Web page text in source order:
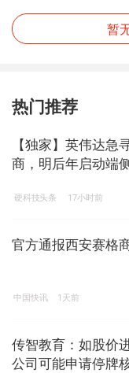
暂
热门推荐
【独家】英伟达急
商，明后年启动端
硬科技头条 17小时前
官方通报西安赛格
中国快讯 1天前
传智教育：如股价
公司可能申请停牌